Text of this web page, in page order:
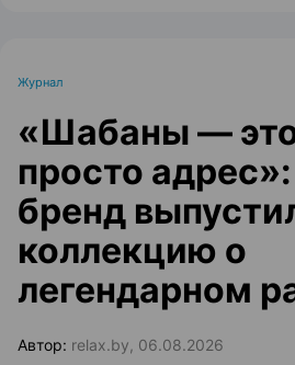
Журнал
«Шабаны —
просто
бренд
коллекцию о
легендарном
Автор: relax.by, 06.08.2026